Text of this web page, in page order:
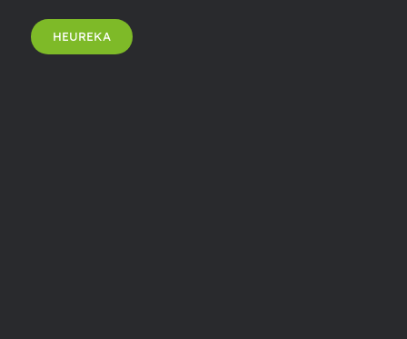
HEUREKA